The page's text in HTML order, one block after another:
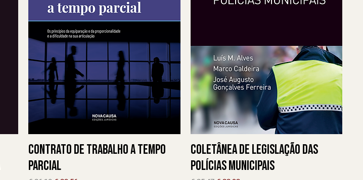
Contrato de Trabalho a Tempo
Parcial
Coletânea de Legislação das
Polícias Municipais